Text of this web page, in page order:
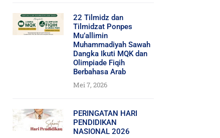
22 Tilmidz dan
Tilmidzat Ponpes
Mu’allimin
Muhammadiyah Sawah
Dangka Ikuti MQK dan
Olimpiade Fiqih
Berbahasa Arab
Mei 7, 2026
PERINGATAN HARI
PENDIDIKAN
NASIONAL 2026